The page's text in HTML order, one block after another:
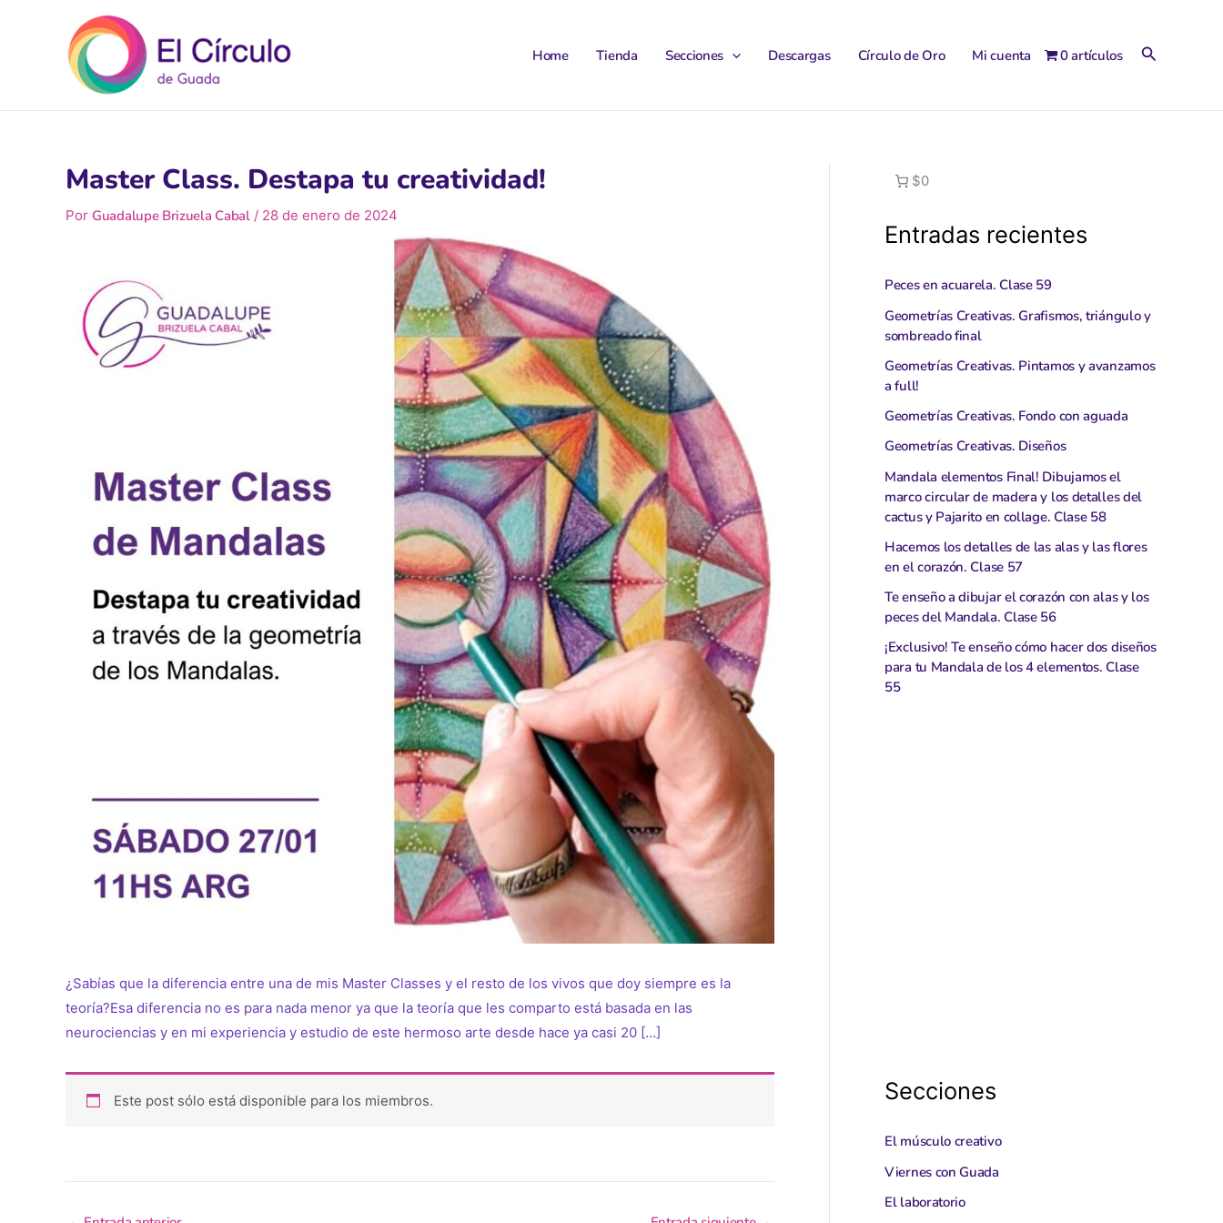
Home Tienda Secciones Descargas Círculo de Oro Mi cuenta 0 artículos Buscar
Master Class. Destapa tu creatividad!
Por Guadalupe Brizuela Cabal / 28 de enero de 2024
¿Sabías que la diferencia entre una de mis Master Classes y el resto de los vivos que doy siempre es la
teoría?Esa diferencia no es para nada menor ya que la teoría que les comparto está basada en las
neurociencias y en mi experiencia y estudio de este hermoso arte desde hace ya casi 20 […]
Este post sólo está disponible para los miembros.
$0
Entradas recientes
Peces en acuarela. Clase 59
Geometrías Creativas. Grafismos, triángulo y
sombreado final
Geometrías Creativas. Pintamos y avanzamos
a full!
Geometrías Creativas. Fondo con aguada
Geometrías Creativas. Diseños
Mandala elementos Final! Dibujamos el
marco circular de madera y los detalles del
cactus y Pajarito en collage. Clase 58
Hacemos los detalles de las alas y las flores
en el corazón. Clase 57
Te enseño a dibujar el corazón con alas y los
peces del Mandala. Clase 56
¡Exclusivo! Te enseño cómo hacer dos diseños
para tu Mandala de los 4 elementos. Clase
55
Secciones
El músculo creativo
Viernes con Guada
El laboratorio